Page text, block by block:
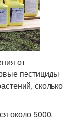
от
пестициды
сколько
около 5000.